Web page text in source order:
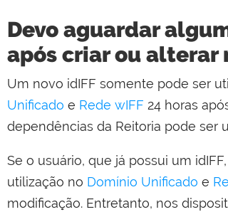
Devo aguardar
após criar ou alterar
Um novo idIFF somente pode ser
Unificado e Rede wIFF 24 horas
dependências da Reitoria pode ser
Se o usuário, que já possui um
utilização no Domínio Unificado e
modificação. Entretanto, nos